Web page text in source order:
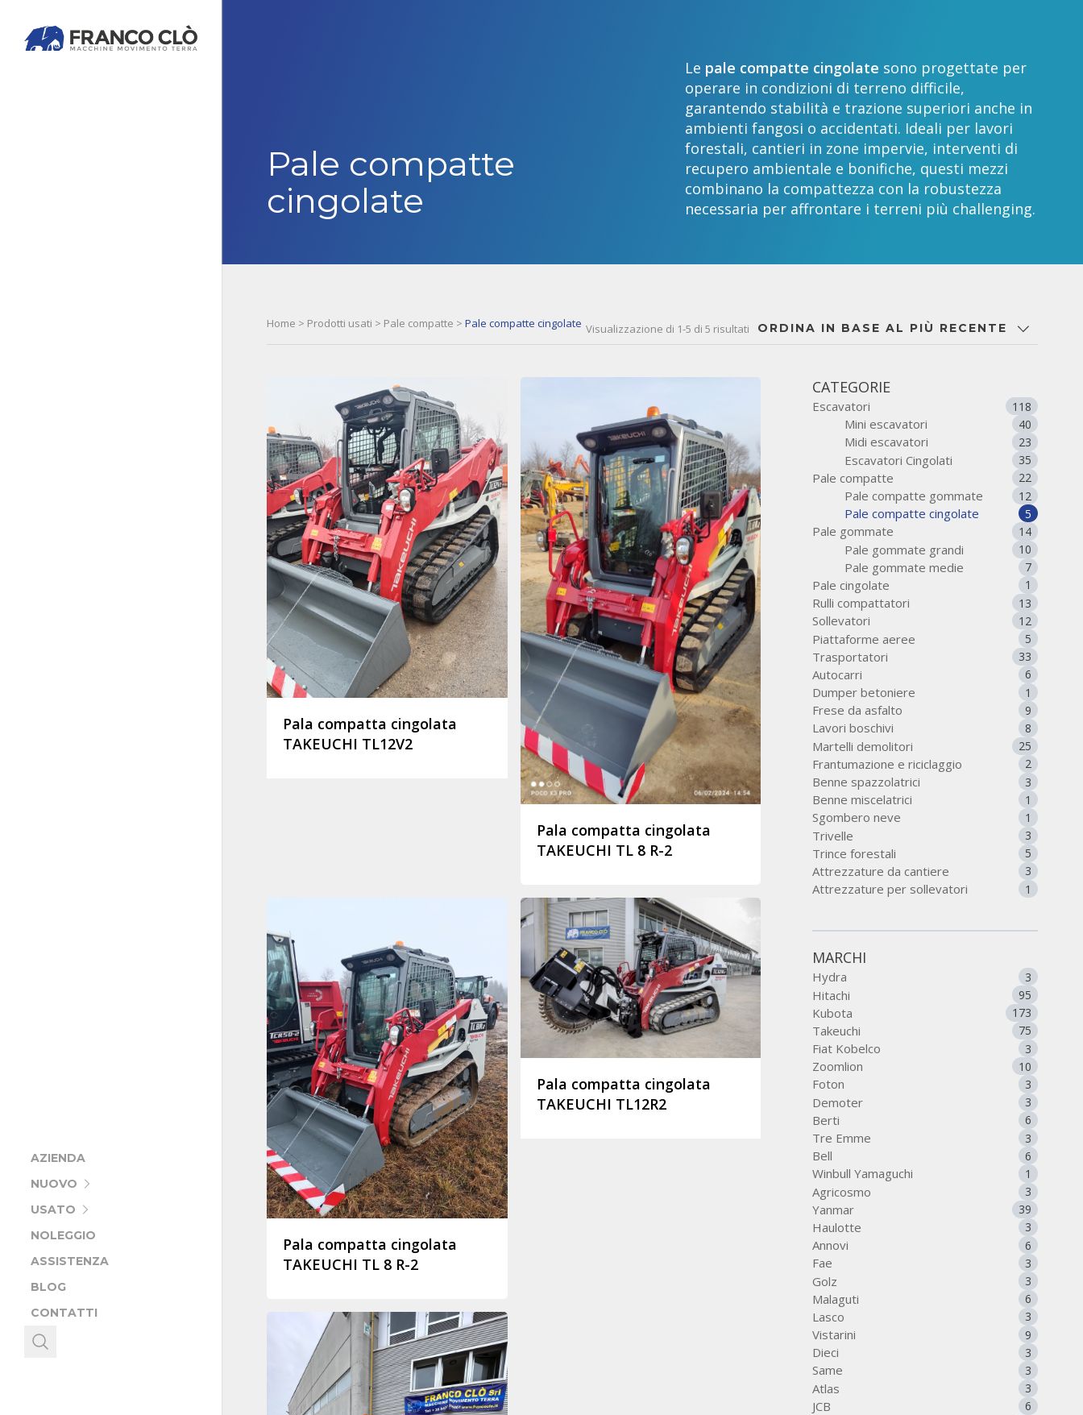
AZIENDA
NUOVO
USATO
NOLEGGIO
ASSISTENZA
BLOG
CONTATTI
Pale compatte
cingolate
Le pale compatte cingolate sono progettate per
operare in condizioni di terreno difficile,
garantendo stabilità e trazione superiori anche in
ambienti fangosi o accidentati. Ideali per lavori
forestali, cantieri in zone impervie, interventi di
recupero ambientale e bonifiche, questi mezzi
combinano la compattezza con la robustezza
necessaria per affrontare i terreni più challenging.
Home > Prodotti usati > Pale compatte > Pale compatte cingolate Visualizzazione di 1-5 di 5 risultati ORDINA IN BASE AL PIÙ RECENTE
Pala compatta cingolata
TAKEUCHI TL12V2
Pala compatta cingolata
TAKEUCHI TL 8 R-2
Pala compatta cingolata
TAKEUCHI TL 8 R-2
Pala compatta cingolata
TAKEUCHI TL12R2
CATEGORIE
Escavatori 118
Mini escavatori 40
Midi escavatori 23
Escavatori Cingolati 35
Pale compatte 22
Pale compatte gommate 12
Pale compatte cingolate 5
Pale gommate 14
Pale gommate grandi 10
Pale gommate medie 7
Pale cingolate 1
Rulli compattatori 13
Sollevatori 12
Piattaforme aeree 5
Trasportatori 33
Autocarri 6
Dumper betoniere 1
Frese da asfalto 9
Lavori boschivi 8
Martelli demolitori 25
Frantumazione e riciclaggio 2
Benne spazzolatrici 3
Benne miscelatrici 1
Sgombero neve 1
Trivelle 3
Trince forestali 5
Attrezzature da cantiere 3
Attrezzature per sollevatori 1
MARCHI
Hydra 3
Hitachi 95
Kubota 173
Takeuchi 75
Fiat Kobelco 3
Zoomlion 10
Foton 3
Demoter 3
Berti 6
Tre Emme 3
Bell 6
Winbull Yamaguchi 1
Agricosmo 3
Yanmar 39
Haulotte 3
Annovi 6
Fae 3
Golz 3
Malaguti 6
Lasco 3
Vistarini 9
Dieci 3
Same 3
Atlas 3
JCB 6